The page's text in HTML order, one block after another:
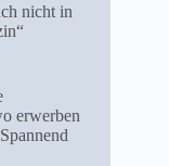
nicht in
erwerben